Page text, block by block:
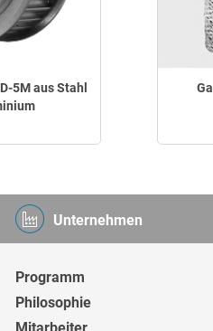
5M aus Stahl
Unternehmen
Programm
Philosophie